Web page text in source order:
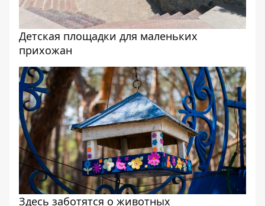
Детская площадки для маленьких
прихожан
Здесь заботятся о животных